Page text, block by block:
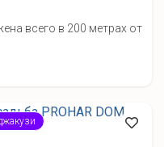
всего в 200 метрах от